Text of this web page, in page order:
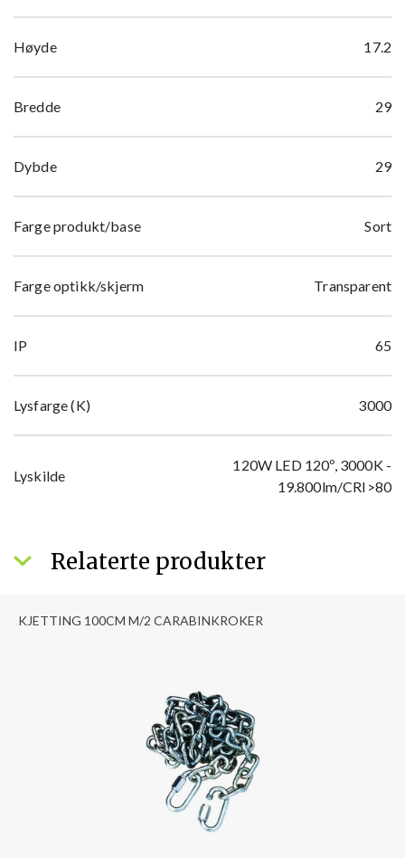
Høyde 17.2
Bredde 29
Dybde 29
Farge produkt/base Sort
Farge optikk/skjerm Transparent
IP 65
Lysfarge (K) 3000
Lyskilde
120W LED 120º, 3000K -
19.800lm/CRI>80
Relaterte produkter
KJETTING 100CM M/2 CARABINKROKER